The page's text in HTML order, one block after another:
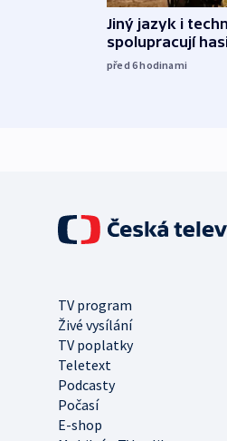
Jiný jazyk i
spolupracují
před 6hodinami
TV program
Živé vysílání
TV poplatky
Teletext
Podcasty
Počasí
E-shop